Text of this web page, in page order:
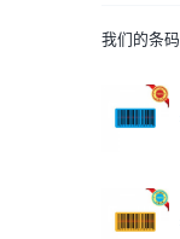
我们的条码